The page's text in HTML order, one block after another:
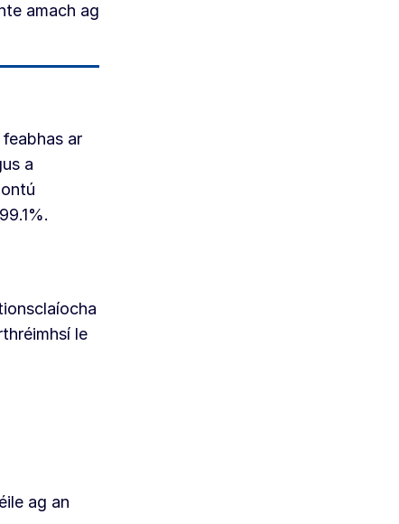
amach ag
ar
a
le
ag an